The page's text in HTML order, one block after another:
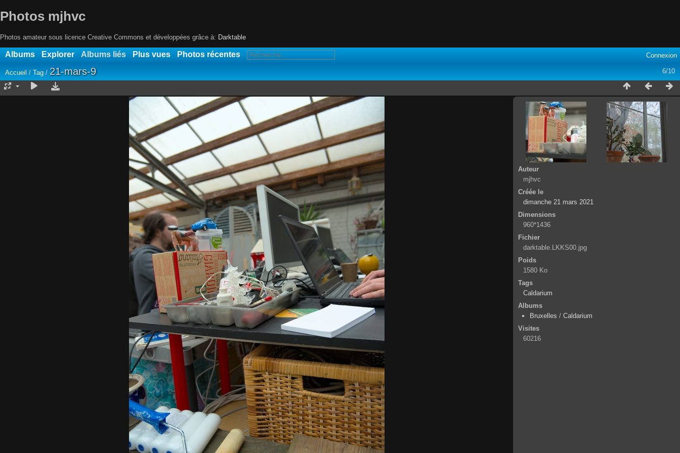
Photos mjhvc
Photos amateur sous licence Creative Commons et développées grâce à: Darktable
Albums Explorer Albums liés Plus vues Photos récentes Connexion
6/10
Accueil / Tag / 21-mars-9
Auteur
mjhvc
Créée le
dimanche 21 mars 2021
Dimensions
960*1436
Fichier
darktable.LKKS00.jpg
Poids
1580 Ko
Tags
Caldarium
Albums
Bruxelles / Caldarium
Visites
60216